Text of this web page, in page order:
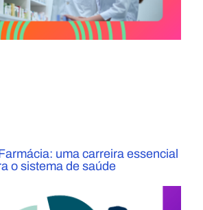
uma carreira essencial
o sistema de saúde